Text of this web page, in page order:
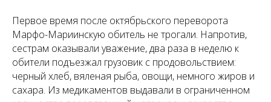
Первое время после октябрьского переворота
Марфо-Мариинскую обитель не трогали. Напротив,
сестрам оказывали уважение, два раза в неделю к
обители подъезжал грузовик с продовольствием:
черный хлеб, вяленая рыба, овощи, немного жиров и
сахара. Из медикаментов выдавали в ограниченном